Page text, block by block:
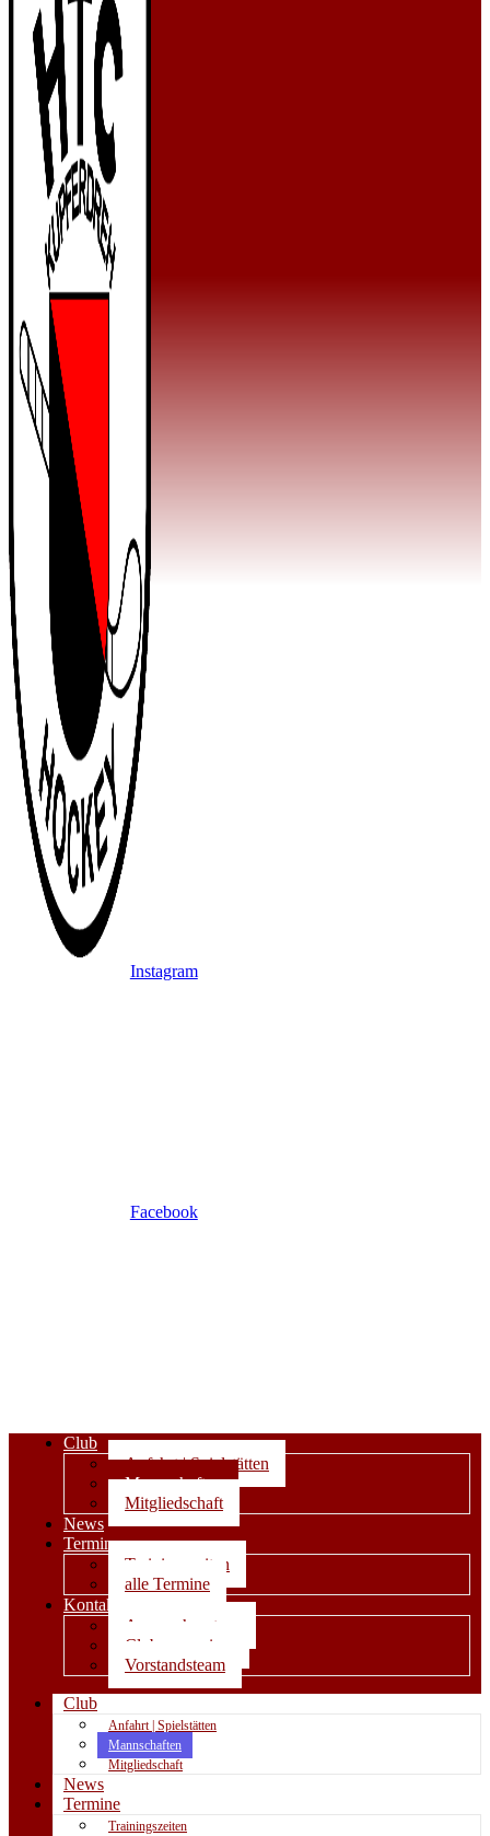
Instagram
Facebook
Club
Anfahrt | Spielstätten
Mannschaften
Mitgliedschaft
News
Termine
Trainingszeiten
alle Termine
Kontakt
Ansprechpartner
Clubwegweiser
Vorstandsteam
Club
Anfahrt | Spielstätten
Mannschaften
Mitgliedschaft
News
Termine
Trainingszeiten